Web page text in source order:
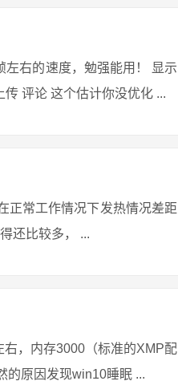
左右的速度，勉强能用！ 显示
评论 这个估计你没优化 ...
正常工作情况下发热情况差距
还比较多， ...
，内存3000（标准的XMP配
的原因发现win10睡眠 ...